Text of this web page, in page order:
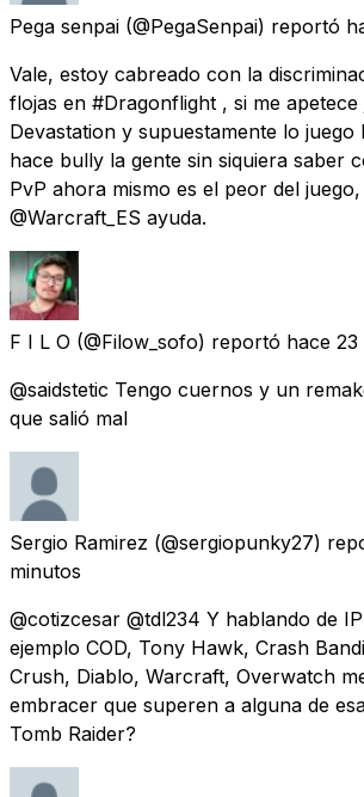
Pega senpai (@PegaSenpai) reportó
Vale, estoy cabreado con la
flojas en #Dragonflight , si me
Devastation y supuestamente lo juego
hace bully la gente sin siquiera saber
PvP ahora mismo es el peor del
@Warcraft_ES ayuda.
F I L O (@Filow_sofo) reportó hace
@saidstetic Tengo cuernos y un
que salió mal
Sergio Ramirez (@sergiopunky27)
minutos
@cotizcesar @tdl234 Y hablando de
ejemplo COD, Tony Hawk, Crash
Crush, Diablo, Warcraft, Overwatch
embracer que superen a alguna de
Tomb Raider?